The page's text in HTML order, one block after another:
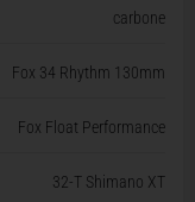
carbone
Fox 34 Rhythm 130mm
Fox Float Performance
32-T Shimano XT